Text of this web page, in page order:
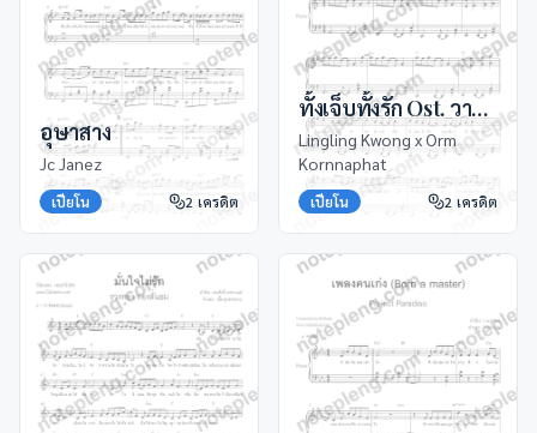
อุษาสาง
Jc Janez
เปียโน 2 เครดิต
ทั้งเจ็บทั้งรัก Ost. วาดฝันวันวิวาห์
Lingling Kwong x Orm
Kornnaphat
เปียโน 2 เครดิต